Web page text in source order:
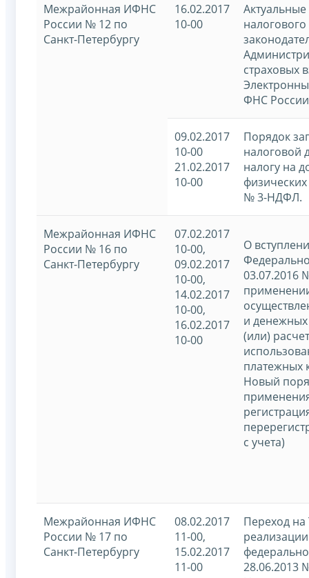
Межрайонная ИФНС
России № 12 по
Санкт-Петербургу
16.02.2017
10-00
налогового
страховых
ФНС
09.02.2017
10-00
21.02.2017
10-00
Порядок
налоговой
налогу на
№ 3-НДФЛ.
Межрайонная ИФНС
России № 16 по
Санкт-Петербургу
07.02.2017
10-00,
09.02.2017
10-00,
14.02.2017
10-00,
16.02.2017
10-00
О
03.07.2016
и
(или)
платежных
Новый
с учета)
Межрайонная ИФНС
России № 17 по
Санкт-Петербургу
08.02.2017
11-00,
15.02.2017
11-00
Переход на
28.06.2013